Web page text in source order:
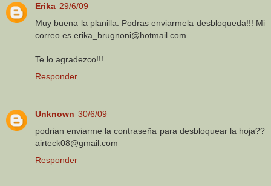
Erika 29/6/09
Muy buena la planilla. Podras enviarmela desbloqueda!!! Mi
correo es erika_brugnoni@hotmail.com.
Te lo agradezco!!!
Responder
Unknown 30/6/09
podrian enviarme la contraseña para desbloquear la hoja??
airteck08@gmail.com
Responder